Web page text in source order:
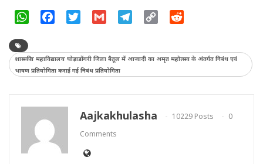
WhatsAppFacebookTwitter Gmail Telegram
Copy
शासकीय महाविद्यालय घोड़ाडोंगरी जिला बैतूल में आजादी का अमृत महोत्सव के अंतर्गत निबंध एवं
भाषण प्रतियोगिता कराई गई निबंध प्रतियोगिता
Aajkakhulasha 10229 Posts
0
Comments